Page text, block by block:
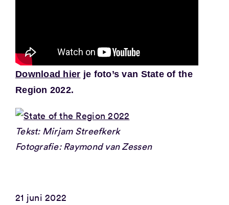
Download hier je foto’s van State of the
Region 2022.
Tekst: Mirjam Streefkerk
Fotografie: Raymond van Zessen
21 juni 2022